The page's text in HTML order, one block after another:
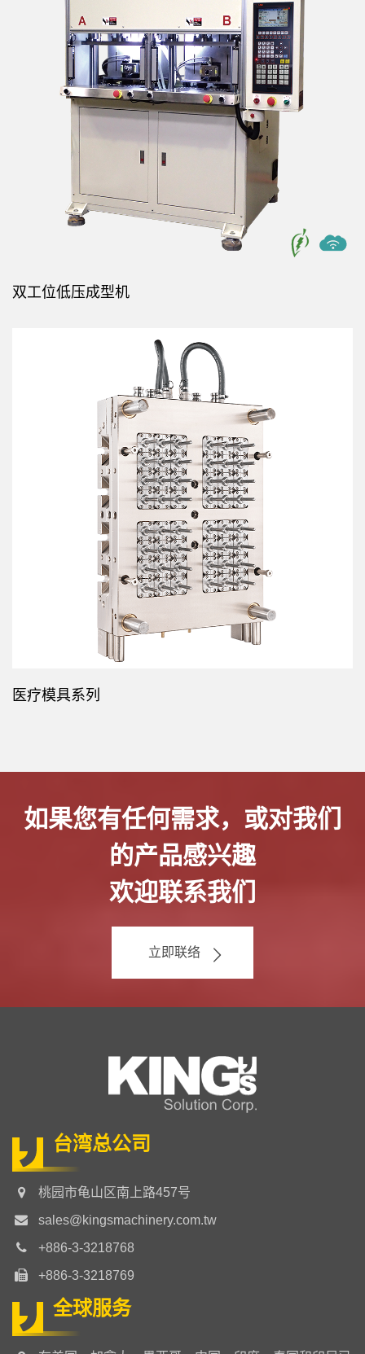
双工位低压成型机
医疗模具系列
如果您有任何需求，或对我们
的产品感兴趣
欢迎联系我们
立即联络
台湾总公司
桃园市龟山区南上路457号
sales@kingsmachinery.com.tw
+886-3-3218768
+886-3-3218769
全球服务